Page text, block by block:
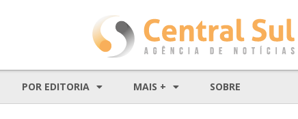
POR EDITORIA MAIS + SOBRE